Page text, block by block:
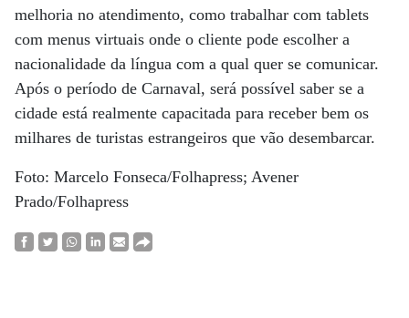
melhoria no atendimento, como trabalhar com tablets
com menus virtuais onde o cliente pode escolher a
nacionalidade da língua com a qual quer se comunicar.
Após o período de Carnaval, será possível saber se a
cidade está realmente capacitada para receber bem os
milhares de turistas estrangeiros que vão desembarcar.
Foto: Marcelo Fonseca/Folhapress; Avener
Prado/Folhapress